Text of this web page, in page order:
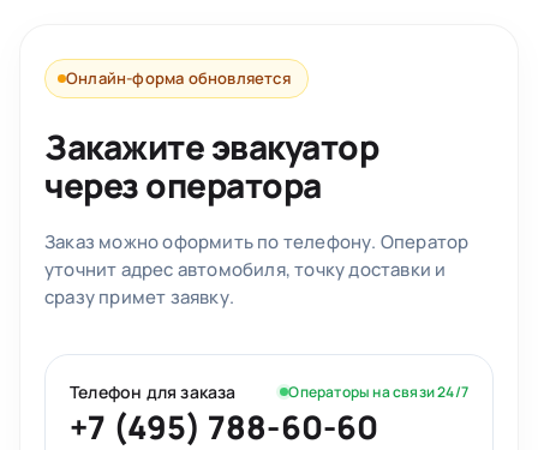
Онлайн-форма обновляется
Закажите эвакуатор
через оператора
Заказ можно оформить по телефону. Оператор
уточнит адрес автомобиля, точку доставки и
сразу примет заявку.
Телефон для заказа Операторы на связи 24/7
+7 (495) 788-60-60